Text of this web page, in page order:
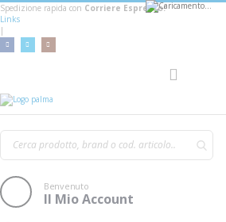
Spedizione rapida con Corriere Espresso!
Links
|
Benvenuto
Il Mio Account